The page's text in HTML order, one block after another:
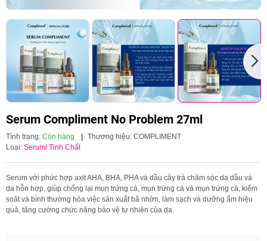
Serum Compliment No Problem 27ml
Tình trạng: Còn hàng | Thương hiệu: COMPLIMENT
Loại: Serum/ Tinh Chất
Serum với phức hợp axit AHA, BHA, PHA và dầu cây trà chăm sóc da dầu và
da hỗn hợp, giúp chống lại mụn trứng cá, mụn trứng cá và mụn trứng cá, kiểm
soát và bình thường hóa việc sản xuất bã nhờn, làm sạch và dưỡng ẩm hiệu
quả, tăng cường chức năng bảo vệ tự nhiên của da.